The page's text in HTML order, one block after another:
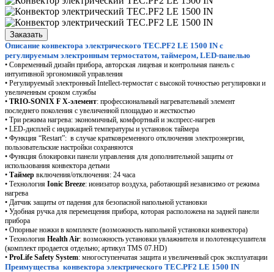
Заказать
Описание конвектора электрического TEC.PF2 LE 1500 IN с
регулируемым электронным термостатом, таймером, LED-панелью
• Современный дизайн прибора, авторская лицевая и контрольная панель с
интуитивной эргономикой управления
• Регулируемый электронный Intellect-термостат с высокой точностью регулировки и
увеличенным сроком службы
• TRIO-SONIX F Х-элемент: профессиональный нагревательный элемент
последнего поколения с увеличенной площадью и жесткостью
• Три режима нагрева: экономичный, комфортный и экспресс-нагрев
• LED-дисплей с индикацией температуры и установок таймера
• Функция “Restart”: в случае кратковременного отключения электроэнергии,
пользовательские настройки сохраняются
• Функция блокировки панели управления для дополнительной защиты от
использования конвектора детьми
• Таймер включения/отключения: 24 часа
• Технология Ionic Breeze: ионизатор воздуха, работающий независимо от режима
нагрева
• Датчик защиты от падения для безопасной напольной установки
• Удобная ручка для перемещения прибора, которая расположена на задней панели
прибора
• Опорные ножки в комплекте (возможность напольной установки конвектора)
• Технология Health Air: возможность установки увлажнителя и полотенцесушителя
(комплект продается отдельно; артикул TMS 07.HD)
• ProLife Safety System: многоступенчатая защита и увеличенный срок эксплуатации
Преимущества конвектора электрического TEC.PF2 LE 1500 IN